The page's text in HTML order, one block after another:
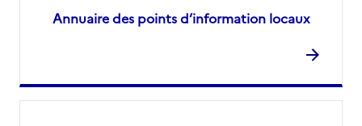
Annuaire des points d’information locaux